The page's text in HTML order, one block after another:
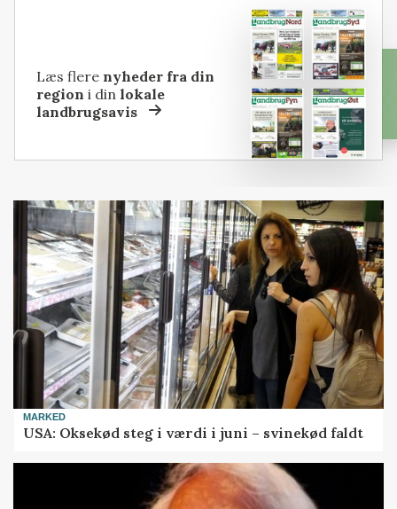
Læs flere nyheder fra din
region i dinlokale
landbrugsavis
MARKED
USA: Oksekød steg i værdi i juni – svinekød faldt